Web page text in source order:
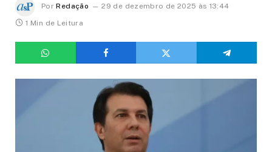
Por Redação
29 de dezembro de 2025 às 13:44
1 Min de Leitura